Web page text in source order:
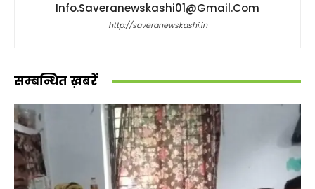
Info.saveranewskashi01@gmail.com
http://saveranewskashi.in
सम्बन्धित ख़बरें